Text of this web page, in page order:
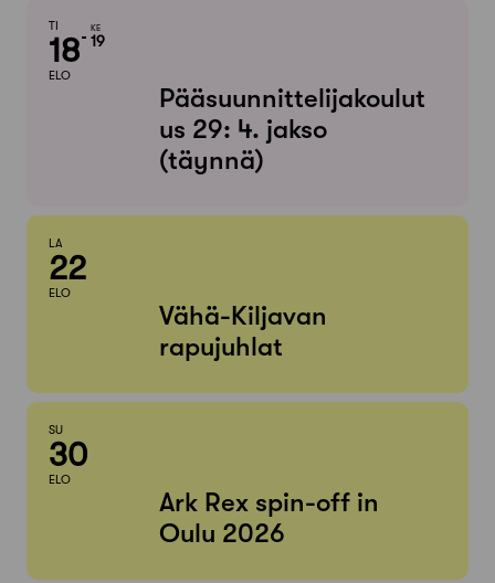
TI
18
ELO
KE
19
Pääsuunnittelijakoulut
us 29: 4. jakso
(täynnä)
LA
22
ELO
Vähä-Kiljavan
rapujuhlat
SU
30
ELO
Ark Rex spin-off in
Oulu 2026